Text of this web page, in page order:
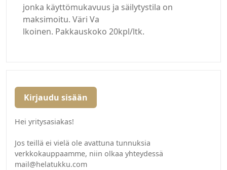
jonka käyttömukavuus ja säilytystila on
maksimoitu. Väri Va
lkoinen. Pakkauskoko 20kpl/ltk.
Kirjaudu sisään
Hei yritysasiakas!
Jos teillä ei vielä ole avattuna tunnuksia
verkkokauppaamme, niin olkaa yhteydessä
mail@helatukku.com